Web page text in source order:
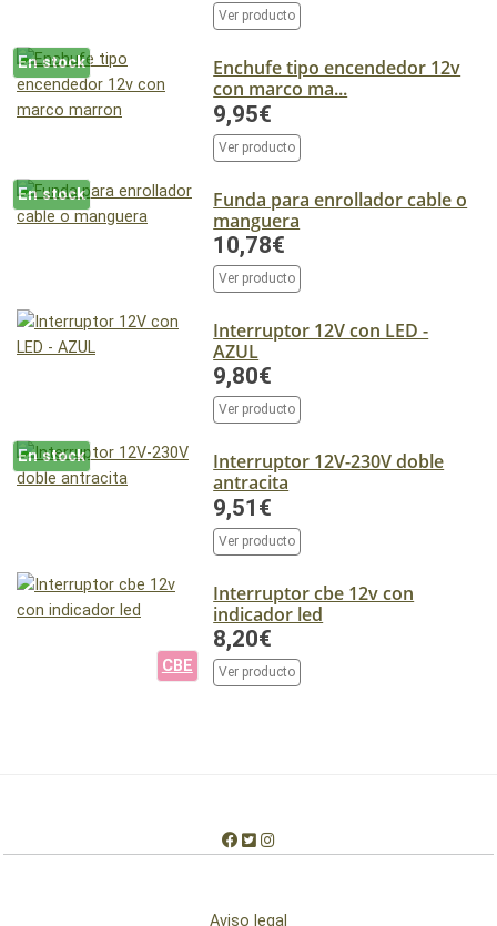
Ver producto
En stock
Enchufe tipo encendedor 12v
con marco ma...
9,95€
Ver producto
En stock
Funda para enrollador cable o
manguera
10,78€
Ver producto
Interruptor 12V con LED -
AZUL
9,80€
Ver producto
En stock
Interruptor 12V-230V doble
antracita
9,51€
Ver producto
CBE
Interruptor cbe 12v con
indicador led
8,20€
Ver producto
Aviso legal